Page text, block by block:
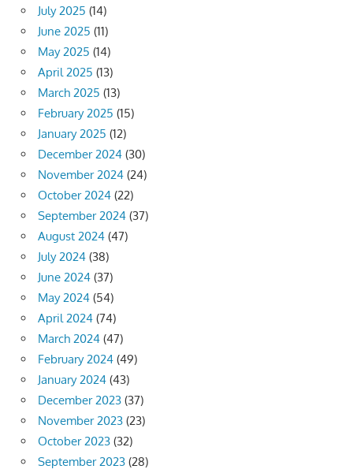
July 2025 (14)
June 2025 (11)
May 2025 (14)
April 2025 (13)
March 2025 (13)
February 2025 (15)
January 2025 (12)
December 2024 (30)
November 2024 (24)
October 2024 (22)
September 2024 (37)
August 2024 (47)
July 2024 (38)
June 2024 (37)
May 2024 (54)
April 2024 (74)
March 2024 (47)
February 2024 (49)
January 2024 (43)
December 2023 (37)
November 2023 (23)
October 2023 (32)
September 2023 (28)